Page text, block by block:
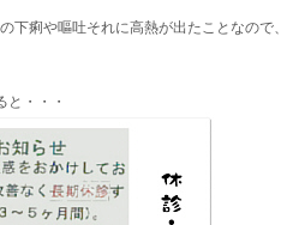
下痢や嘔吐それに高熱が出たことなので、
と・・・